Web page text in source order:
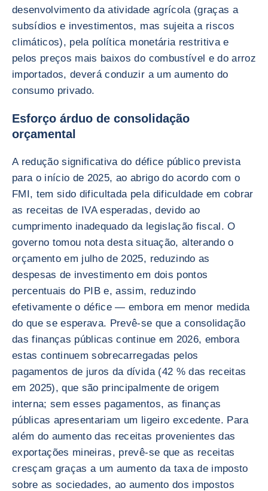
desenvolvimento da atividade agrícola (graças a
subsídios e investimentos, mas sujeita a riscos
climáticos), pela política monetária restritiva e
pelos preços mais baixos do combustível e do arroz
importados, deverá conduzir a um aumento do
consumo privado.
Esforço árduo de consolidação
orçamental
A redução significativa do défice público prevista
para o início de 2025, ao abrigo do acordo com o
FMI, tem sido dificultada pela dificuldade em cobrar
as receitas de IVA esperadas, devido ao
cumprimento inadequado da legislação fiscal. O
governo tomou nota desta situação, alterando o
orçamento em julho de 2025, reduzindo as
despesas de investimento em dois pontos
percentuais do PIB e, assim, reduzindo
efetivamente o défice — embora em menor medida
do que se esperava. Prevê-se que a consolidação
das finanças públicas continue em 2026, embora
estas continuem sobrecarregadas pelos
pagamentos de juros da dívida (42 % das receitas
em 2025), que são principalmente de origem
interna; sem esses pagamentos, as finanças
públicas apresentariam um ligeiro excedente. Para
além do aumento das receitas provenientes das
exportações mineiras, prevê-se que as receitas
cresçam graças a um aumento da taxa de imposto
sobre as sociedades, ao aumento dos impostos